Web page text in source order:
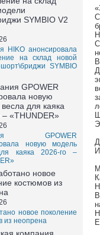
HIKO анонсировала
на склад новой
SYMBIO
GPOWER
новую модель
каяка 2026-го –
новое поколение
из неопрена